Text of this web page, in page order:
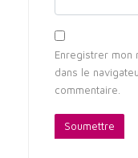
Enregistrer mon
dans le
commentaire.